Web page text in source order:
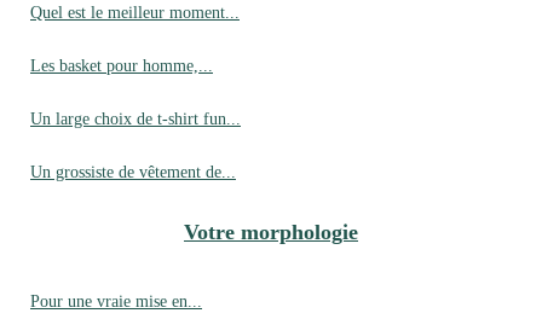
Quel est le meilleur moment...
Les basket pour homme,...
Un large choix de t-shirt fun...
Un grossiste de vêtement de...
Votre morphologie
Pour une vraie mise en...